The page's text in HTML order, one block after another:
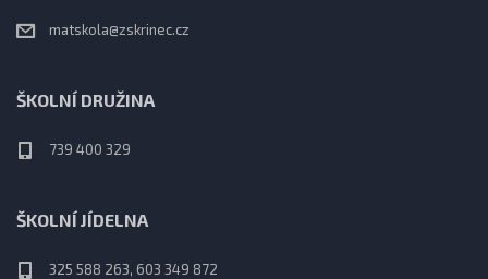
matskola@zskrinec.cz
ŠKOLNÍ DRUŽINA
739 400 329
ŠKOLNÍ JÍDELNA
325 588 263, 603 349 872